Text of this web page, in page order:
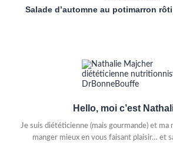
Salade d’automne au potimarron
Hello, moi c’est
Je suis diététicienne (mais gourmande) et ma
manger mieux en vous faisant plaisir… et